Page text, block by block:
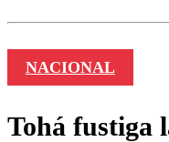
NACIONAL
Tohá fustiga